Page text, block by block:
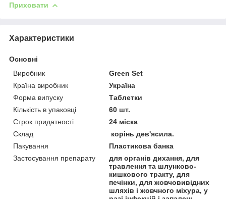
Приховати
Характеристики
Основні
Виробник
Green Set
Країна виробник
Україна
Форма випуску
Таблетки
Кількість в упаковці
60 шт.
Строк придатності
24 міска
Склад
корінь дев'ясила.
Пакування
Пластикова банка
Застосування препарату
для органів дихання, для
травлення та шлунково-
кишкового тракту, для
печінки, для жовчовивідних
шляхів і жовчного міхура, у